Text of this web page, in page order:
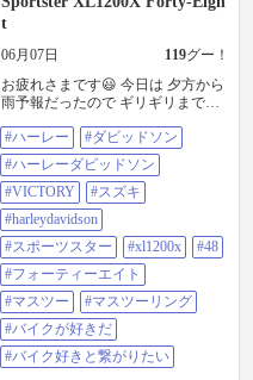
tokushima.com/stock ◆グーバイク中
古車情報
300277/zaiko.html ◆【各SNSフォロ
ーよろしくお願いします】 ↓
(Instagram)
instagram.com/hd_tokushima
(YouTube) youtube.com/@hdtokushima
(TikTok) tiktok.com/@hdtokushima
(Blog) ameblo.jp/hd-tokushima (X)
x.com/hdtokushima (Facebook)
facebook.com/hdtokushima (HD徳島
Web) harleydavidson-tokushima.com
(threads) threads.net/@hd_tokushima ◆
🉐【40万円/30万円/10万円相当分購
入サポート】※6/30まで 期間中に新
車成約＆納車で、24モデル➡️40万、
25モデル➡️30万、Xモデル➡️10万相
当分の車両購入サポートかパーツ
やウェアをプレゼント🎁 ※HD徳島
ではさらに追加でプレゼントあり
t
06月07日 119グー！
お疲れさまです😃 今日は 夕方から
雨予報だったので ギリギリまで悩
と いつものメンバーで 茨城県の つ
くばみらい市にある
cafe_burger_montanaさんで やばいバ
ーガー🍔食べて来ました ボリュー
ム満点で ジューシー 凄く美味しか
ったです😋 いつもなら この後どこ
かのカフェに寄って スイーツ食べ
るんですけど 雨に降られるのが嫌
で バーガー🍔をサクッと食べて サ
クッと帰って来ました って言って
も サクッと食べれる大きさのバー
ガー🍔ではなかったんですけど
ね〜🤣🤣🤣 追伸 1枚目の写真 中指
立てている訳ではありませんよ😅w
#ハーレー
#ダビッドソン
#ハーレーダビッドソン
#VICTORY
#スズキ
#harleydavidson
#スポーツスター
#xl1200x
#48
#フォーティーエイト
#マスツー
#マスツーリング
#バイクが好きだ
#バイク好きと繋がりたい